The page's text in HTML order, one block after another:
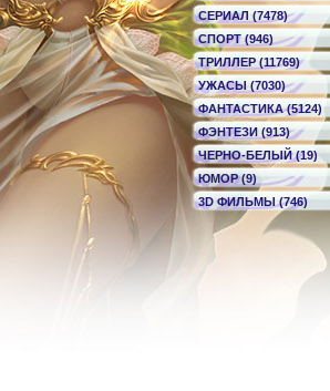
СЕРИАЛ (7478)
СПОРТ (946)
ТРИЛЛЕР (11769)
УЖАСЫ (7030)
ФАНТАСТИКА (5124)
ФЭНТЕЗИ (913)
ЧЕРНО-БЕЛЫЙ (19)
ЮМОР (9)
3D ФИЛЬМЫ (746)